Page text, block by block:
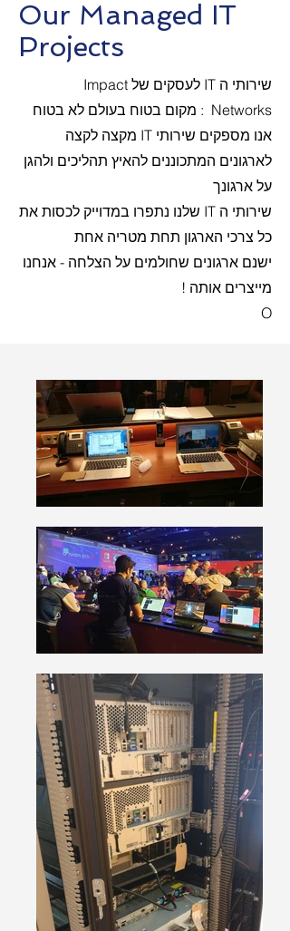
Our Managed IT
Projects
שירותי ה IT לעסקים של Impact
Networks : מקום בטוח בעולם לא בטוח
אנו מספקים שירותי IT מקצה לקצה
לארגונים המתכוננים להאיץ תהליכים ולהגן
על ארגונך
שירותי ה IT שלנו נתפרו במדוייק לכסות את
כל צרכי הארגון תחת מטריה אחת
ישנם ארגונים שחולמים על הצלחה - אנחנו
מייצרים אותה !
O